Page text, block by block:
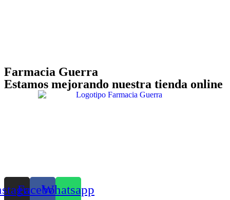
Farmacia Guerra
Estamos mejorando nuestra tienda online
FacebookWhatsapp